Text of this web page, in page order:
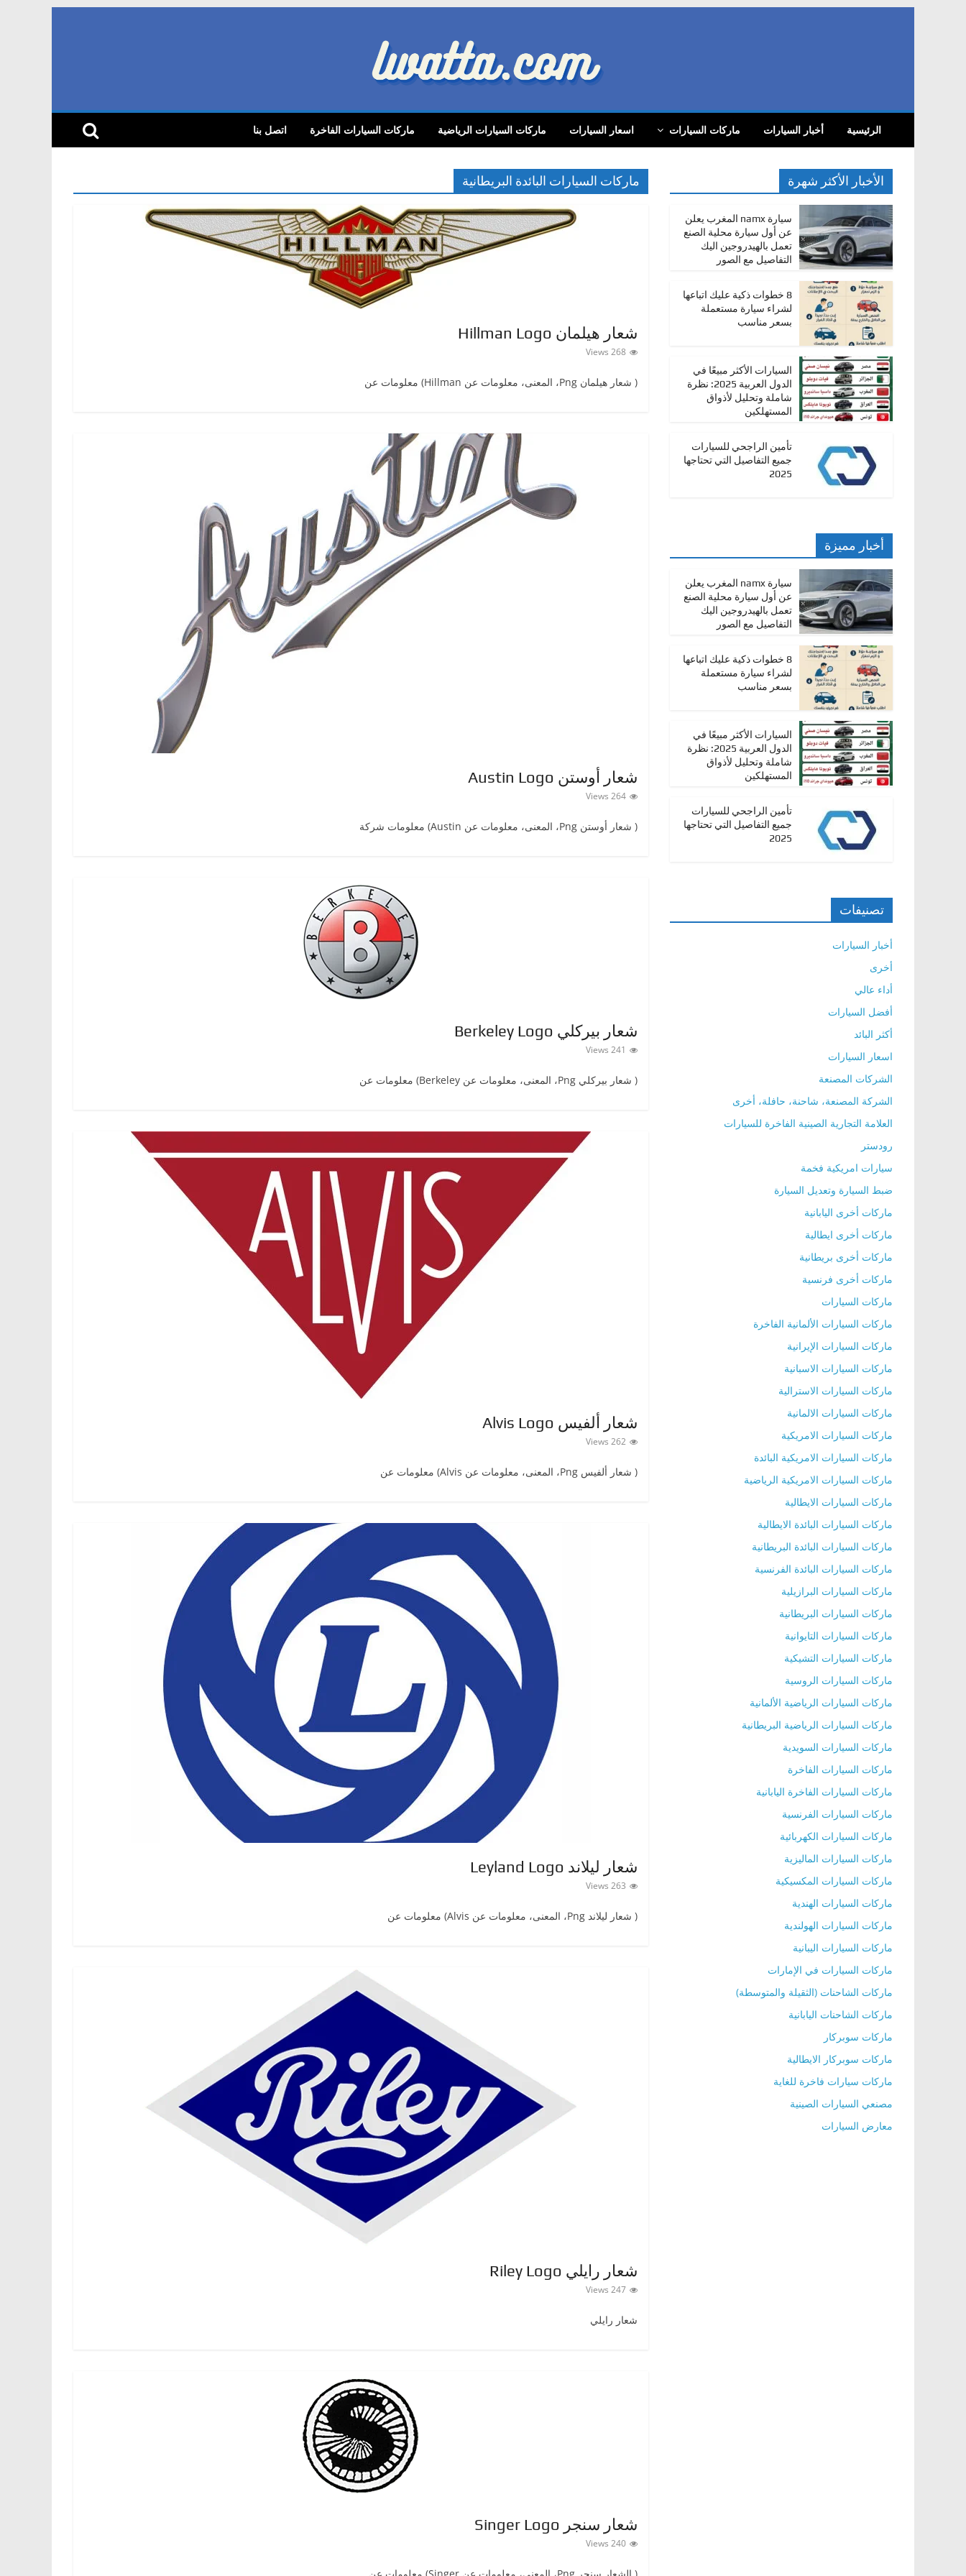
lwatta.com
أ
خ
ر
ي
ر
الرئيسية أخبار السيارات ماركات السيارات اسعار السيارات ماركات السيارات الرياضية ماركات السيارات الفاخرة اتصل بنا
ماركات السيارات البائدة البريطانية
شعار هيلمان Hillman Logo
268 Views
( شعار هيلمان ‎Png، المعنى، معلومات عن Hillman) معلومات عن
شعار أوستن Austin Logo
264 Views
( شعار أوستن ‎Png، المعنى، معلومات عن Austin) معلومات شركة
شعار بيركلي Berkeley Logo
241 Views
( شعار بيركلي ‎Png، المعنى، معلومات عن Berkeley) معلومات عن
شعار ألفيس Alvis Logo
262 Views
( شعار ألفيس ‎Png، المعنى، معلومات عن Alvis) معلومات عن
شعار ليلاند Leyland Logo
263 Views
( شعار ليلاند ‎Png، المعنى، معلومات عن Alvis) معلومات عن
شعار رايلي Riley Logo
247 Views
شعار رايلي
شعار سنجر Singer Logo
240 Views
الأخبار الأكثر شهرة
سيارة namx المغرب يعلن
عن أول سيارة محلية الصنع
تعمل بالهيدروجين اليك
التفاصيل مع الصور
8 خطوات ذكية عليك اتباعها
لشراء سيارة مستعملة
بسعر مناسب
السيارات الأكثر مبيعًا في
الدول العربية 2025: نظرة
شاملة وتحليل لأذواق
المستهلكين
تأمين الراجحي للسيارات
جميع التفاصيل التي تحتاجها
2025
أخبار مميزة
سيارة namx المغرب يعلن
عن أول سيارة محلية الصنع
تعمل بالهيدروجين اليك
التفاصيل مع الصور
8 خطوات ذكية عليك اتباعها
لشراء سيارة مستعملة
بسعر مناسب
السيارات الأكثر مبيعًا في
الدول العربية 2025: نظرة
شاملة وتحليل لأذواق
المستهلكين
تأمين الراجحي للسيارات
جميع التفاصيل التي تحتاجها
2025
تصنيفات
أخبار السيارات
أخرى
أداء عالي
أفضل السيارات
أكثر البائد
اسعار السيارات
الشركات المصنعة
الشركة المصنعة، شاحنة، حافلة، أخرى
العلامة التجارية الصينية الفاخرة للسيارات
رودستر
سيارات امريكية فخمة
ضبط السيارة وتعديل السيارة
ماركات أخرى اليابانية
ماركات أخرى ايطالية
ماركات أخرى بريطانية
ماركات أخرى فرنسية
ماركات السيارات
ماركات السيارات الألمانية الفاخرة
ماركات السيارات الإيرانية
ماركات السيارات الاسبانية
ماركات السيارات الاسترالية
ماركات السيارات الالمانية
ماركات السيارات الامريكية
ماركات السيارات الامريكية البائدة
ماركات السيارات الامريكية الرياضية
ماركات السيارات الايطالية
ماركات السيارات البائدة الايطالية
ماركات السيارات البائدة البريطانية
ماركات السيارات البائدة الفرنسية
ماركات السيارات البرازيلية
ماركات السيارات البريطانية
ماركات السيارات التايوانية
ماركات السيارات التشيكية
ماركات السيارات الروسية
ماركات السيارات الرياضية الألمانية
ماركات السيارات الرياضية البريطانية
ماركات السيارات السويدية
ماركات السيارات الفاخرة
ماركات السيارات الفاخرة اليابانية
ماركات السيارات الفرنسية
ماركات السيارات الكهربائية
ماركات السيارات الماليزية
ماركات السيارات المكسيكية
ماركات السيارات الهندية
ماركات السيارات الهولندية
ماركات السيارات اليبانية
ماركات السيارات في الإمارات
ماركات الشاحنات (الثقيلة والمتوسطة)
ماركات الشاحنات اليابانية
ماركات سوبركار
ماركات سوبركار الايطالية
ماركات سيارات فاخرة للغاية
مصنعي السيارات الصينية
معارض السيارات